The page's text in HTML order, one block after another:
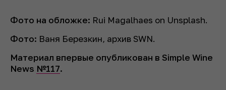
Фото на обложке: Rui Magalhaes on Unsplash.
Фото: Ваня Березкин, архив SWN.
Материал впервые опубликован в Simple Wine
News №117.